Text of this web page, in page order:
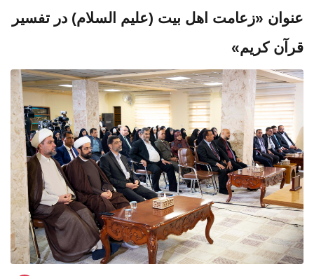
عنوان «زعامت اهل بیت (علیم السلام) در تفسیر
قرآن کریم»